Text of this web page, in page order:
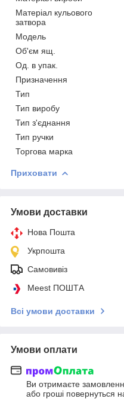
Матеріал кульового
затвора
Мoдель
Об'єм ящ.
Од. в упак.
Призначення
Тип
Тип виробу
Тип з'єднання
Тип ручки
Торгова марка
Приховати
Умови доставки
Нова Пошта
Укрпошта
Самовивіз
Meest ПОШТА
Всі умови доставки
Умови оплати
Ви отримаєте
або гроші повернуться